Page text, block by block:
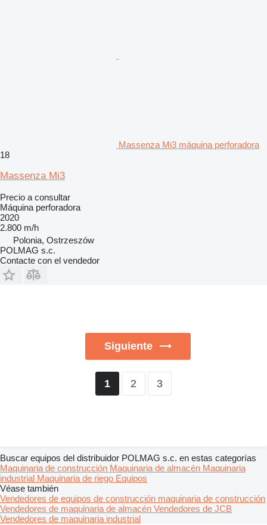
Massenza Mi3 máquina perforadora
18
Massenza Mi3
Precio a consultar
Máquina perforadora
2020
2.800 m/h
Polonia, Ostrzeszów
POLMAG s.c.
Contacte con el vendedor
Siguiente
1 2 3
Buscar equipos del distribuidor POLMAG s.c. en estas categorías
Maquinaria de construcción Maquinaria de almacén Maquinaria
industrial Maquinaria de riego Equipos
Véase también
Vendedores de equipos de construcción maquinaria de construcción
Vendedores de maquinaria de almacén Vendedores de JCB
Vendedores de maquinaria industrial